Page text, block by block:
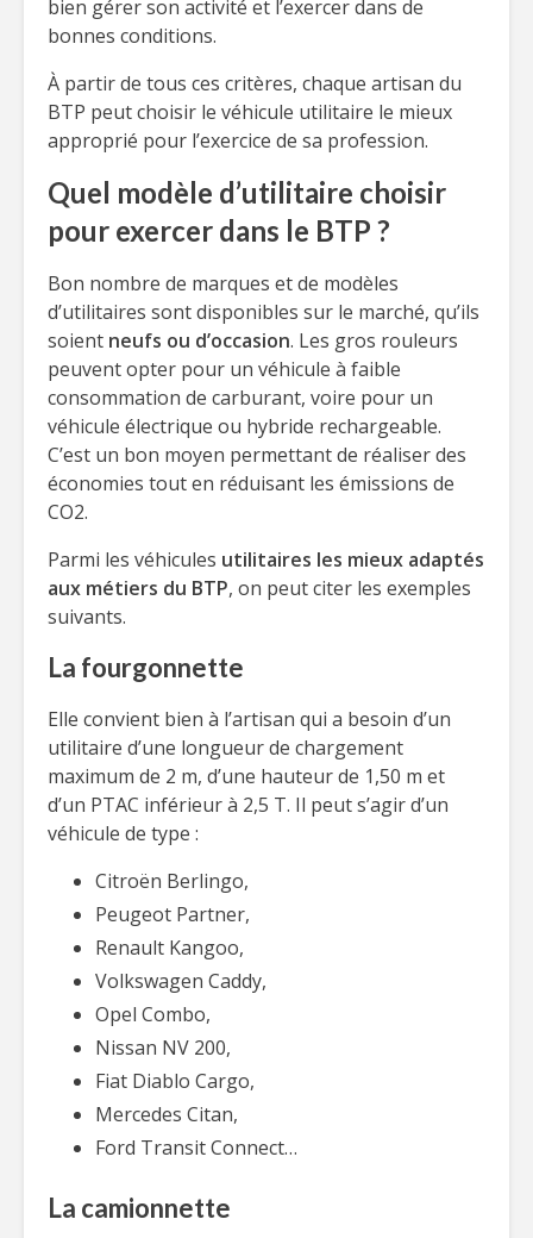
bien gérer son activité et l’exercer dans de
bonnes conditions.
À partir de tous ces critères, chaque artisan du
BTP peut choisir le véhicule utilitaire le mieux
approprié pour l’exercice de sa profession.
Quel modèle d’utilitaire choisir
pour exercer dans le BTP ?
Bon nombre de marques et de modèles
d’utilitaires sont disponibles sur le marché, qu’ils
soient neufs ou d’occasion. Les gros rouleurs
peuvent opter pour un véhicule à faible
consommation de carburant, voire pour un
véhicule électrique ou hybride rechargeable.
C’est un bon moyen permettant de réaliser des
économies tout en réduisant les émissions de
CO2.
Parmi les véhicules utilitaires les mieux adaptés
aux métiers du BTP, on peut citer les exemples
suivants.
La fourgonnette
Elle convient bien à l’artisan qui a besoin d’un
utilitaire d’une longueur de chargement
maximum de 2 m, d’une hauteur de 1,50 m et
d’un PTAC inférieur à 2,5 T. Il peut s’agir d’un
véhicule de type :
Citroën Berlingo,
Peugeot Partner,
Renault Kangoo,
Volkswagen Caddy,
Opel Combo,
Nissan NV 200,
Fiat Diablo Cargo,
Mercedes Citan,
Ford Transit Connect…
La camionnette